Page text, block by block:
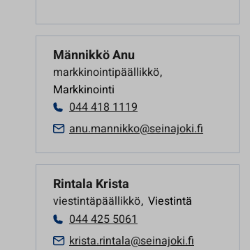
Männikkö Anu
markkinointipäällikkö,
Markkinointi
044 418 1119
anu.mannikko@seinajoki.fi
Rintala Krista
viestintäpäällikkö, Viestintä
044 425 5061
krista.rintala@seinajoki.fi